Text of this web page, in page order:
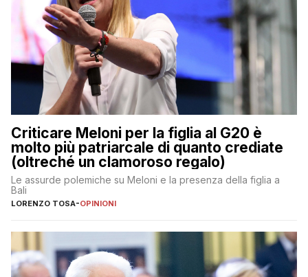
Criticare Meloni per la figlia al G20 è
molto più patriarcale di quanto crediate
(oltreché un clamoroso regalo)
Le assurde polemiche su Meloni e la presenza della figlia a
Bali
LORENZO TOSA-OPINIONI